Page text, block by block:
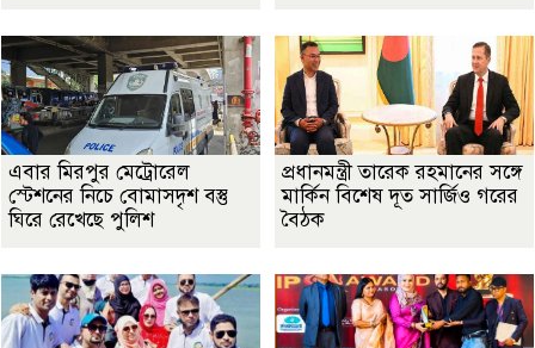
এবার মিরপুর মেট্রোরেল
স্টেশনের নিচে বোমাসদৃশ বস্তু
ঘিরে রেখেছে পুলিশ
প্রধানমন্ত্রী তারেক রহমানের সঙ্গে
মার্কিন বিশেষ দূত সার্জিও গরের
বৈঠক